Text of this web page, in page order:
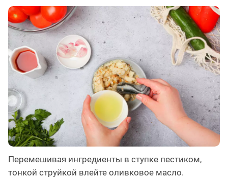
Перемешивая ингредиенты в ступке пестиком,
тонкой струйкой влейте оливковое масло.